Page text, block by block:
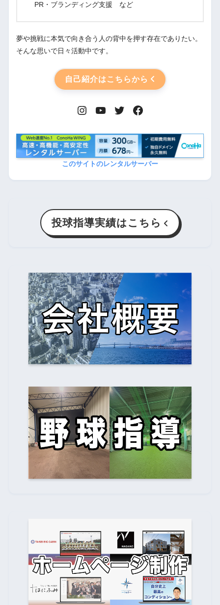
PR・ブランディング支援 など
夢や挑戦に本気で向き合う人の背中を押す存在でありたい。
そんな思いで日々活動中です。
自己紹介はこちらから
このサイトのレンタルサーバー
投球指導実績はこちら